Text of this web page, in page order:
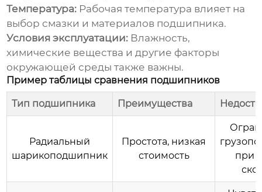
Температура: Рабочая температура влияет на
выбор смазки и материалов подшипника.
Условия эксплуатации: Влажность,
химические вещества и другие факторы
окружающей среды также важны.
Пример таблицы сравнения подшипников
Тип подшипника Преимущества
Радиальный
шарикоподшипник
Простота, низкая
стоимость
при